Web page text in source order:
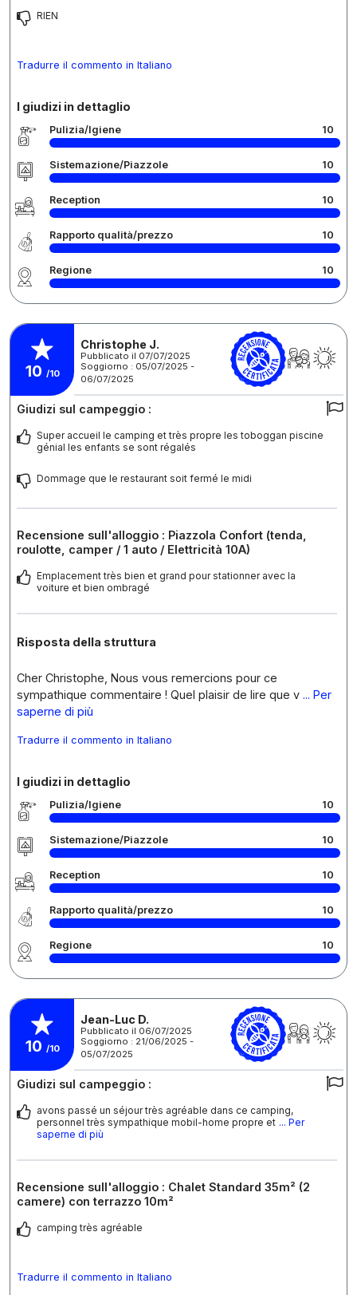
RIEN
Tradurre il commento in Italiano
I giudizi in dettaglio
Pulizia/Igiene 10
Sistemazione/Piazzole 10
Reception 10
Rapporto qualità/prezzo 10
Regione 10
10 /10
Christophe J.
Pubblicato il 07/07/2025
Soggiorno : 05/07/2025 -
06/07/2025
Giudizi sul campeggio :
Super accueil le camping et très propre les toboggan piscine
génial les enfants se sont régalés
Dommage que le restaurant soit fermé le midi
Recensione sull'alloggio : Piazzola Confort (tenda,
roulotte, camper / 1 auto / Elettricità 10A)
Emplacement très bien et grand pour stationner avec la
voiture et bien ombragé
Risposta della struttura
Cher Christophe, Nous vous remercions pour ce
sympathique commentaire ! Quel plaisir de lire que v ... Per
saperne di più
Tradurre il commento in Italiano
I giudizi in dettaglio
Pulizia/Igiene 10
Sistemazione/Piazzole 10
Reception 10
Rapporto qualità/prezzo 10
Regione 10
10 /10
Jean-Luc D.
Pubblicato il 06/07/2025
Soggiorno : 21/06/2025 -
05/07/2025
Giudizi sul campeggio :
avons passé un séjour très agréable dans ce camping,
personnel très sympathique mobil-home propre et ... Per
saperne di più
Recensione sull'alloggio : Chalet Standard 35m² (2
camere) con terrazzo 10m²
camping très agréable
Tradurre il commento in Italiano